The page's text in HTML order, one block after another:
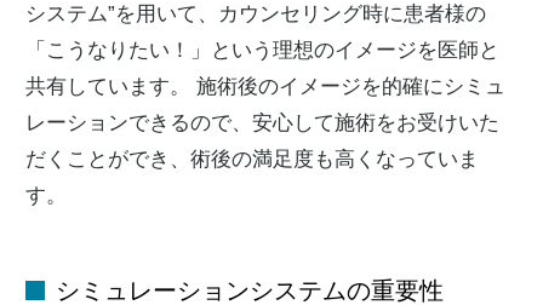
システム”を用いて、カウンセリング時に患者様の
「こうなりたい！」という理想のイメージを医師と
共有しています。 施術後のイメージを的確にシミュ
レーションできるので、安心して施術をお受けいた
だくことができ、術後の満足度も高くなっていま
す。
シミュレーションシステムの重要性